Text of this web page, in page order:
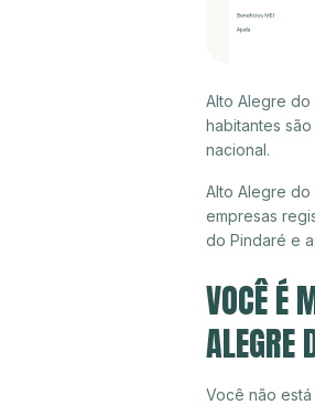
Alto Alegre do
habitantes
nacional.
Alto Alegre
empresas
do Pindaré e
VOCÊ É
ALEGRE
Você não